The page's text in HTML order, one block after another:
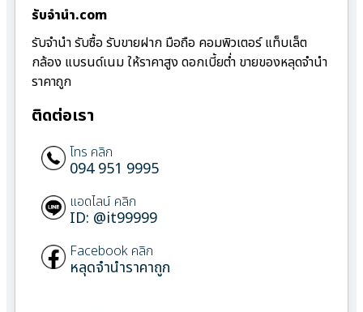
รับจํานํา.com
รับจำนำ รับซื้อ รับขายฝาก มือถือ คอมพิวเตอร์ แท็บเล็ต
กล้อง แบรนด์เนม ให้ราคาสูง ดอกเบี้ยต่ำ ขายของหลุดจำนำ
ราคาถูก
ติดต่อเรา
โทร คลิก
094 951 9995
แอดไลน์ คลิก
ID: @it99999
Facebook คลิก
หลุดจำนำราคาถูก